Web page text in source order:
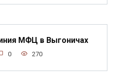
МФЦ в Выгоничах
0 270